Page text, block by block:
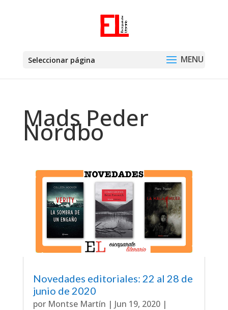
Seleccionar página
Mads Peder
Nordbo
Novedades editoriales: 22 al 28 de
junio de 2020
por Montse Martín | Jun 19, 2020|